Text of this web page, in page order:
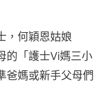
，何穎恩姑娘
的「護士Vi媽三小
爸媽或新手父母們